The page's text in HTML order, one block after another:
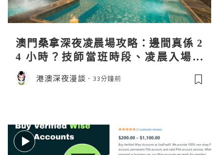
澳門桑拿深夜凌晨場攻略：邊間真係 2
4 小時？技師當班時段、凌晨入場流
程、過夜安排一次過講清
港澳深夜漫談 33分鐘前